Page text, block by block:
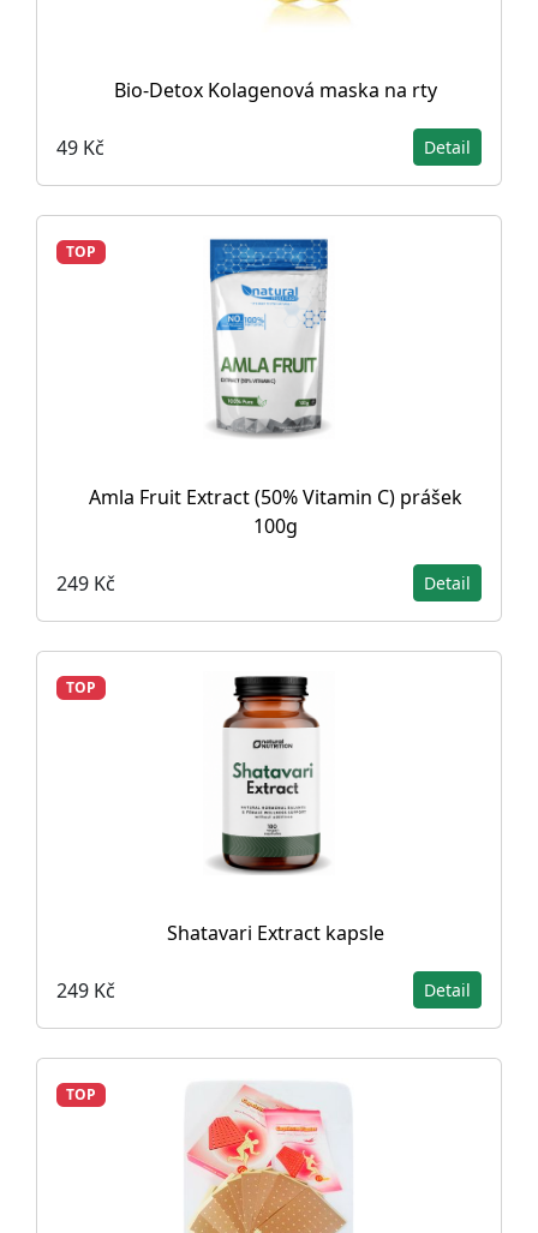
Bio-Detox Kolagenová maska na rty
49 Kč Detail
TOP
Amla Fruit Extract (50% Vitamin C) prášek
100g
249 Kč Detail
TOP
Shatavari Extract kapsle
249 Kč Detail
TOP